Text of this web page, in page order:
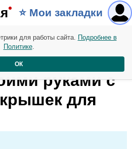
⭐️ Мои закладки
идеи для
руками с
для
для работы сайта. Подробнее в
Политике.
ОК